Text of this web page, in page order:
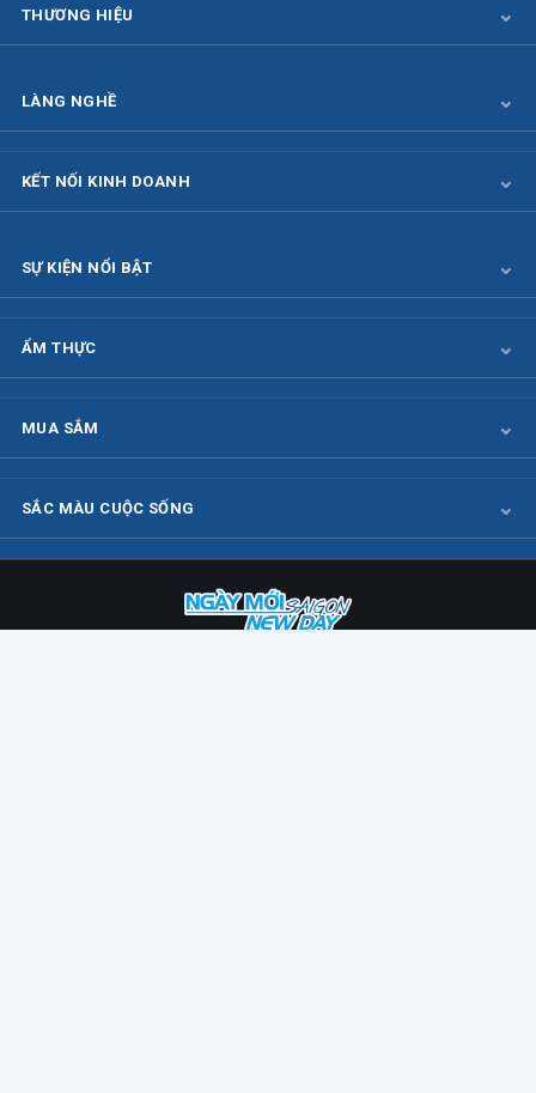
THƯƠNG HIỆU
LÀNG NGHỀ
KẾT NỐI KINH DOANH
SỰ KIỆN NỔI BẬT
ẨM THỰC
MUA SẮM
SẮC MÀU CUỘC SỐNG